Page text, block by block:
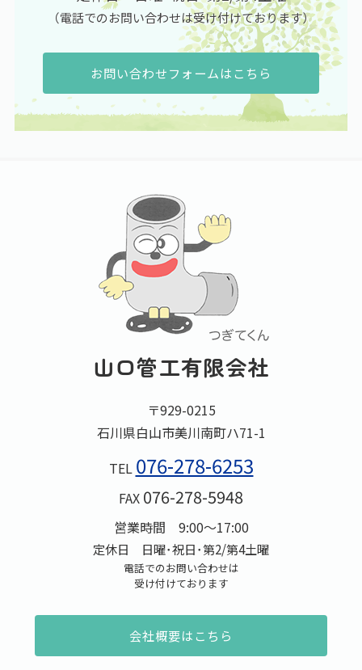
（電話でのお問い合わせは受け付けております）
お問い合わせフォームはこちら
山口管工有限会社
〒929-0215
石川県白山市美川南町ハ71-1
TEL 076-278-6253
FAX 076-278-5948
営業時間 9:00～17:00
定休日 日曜･祝日･第2/第4土曜
電話でのお問い合わせは
受け付けております
会社概要はこちら